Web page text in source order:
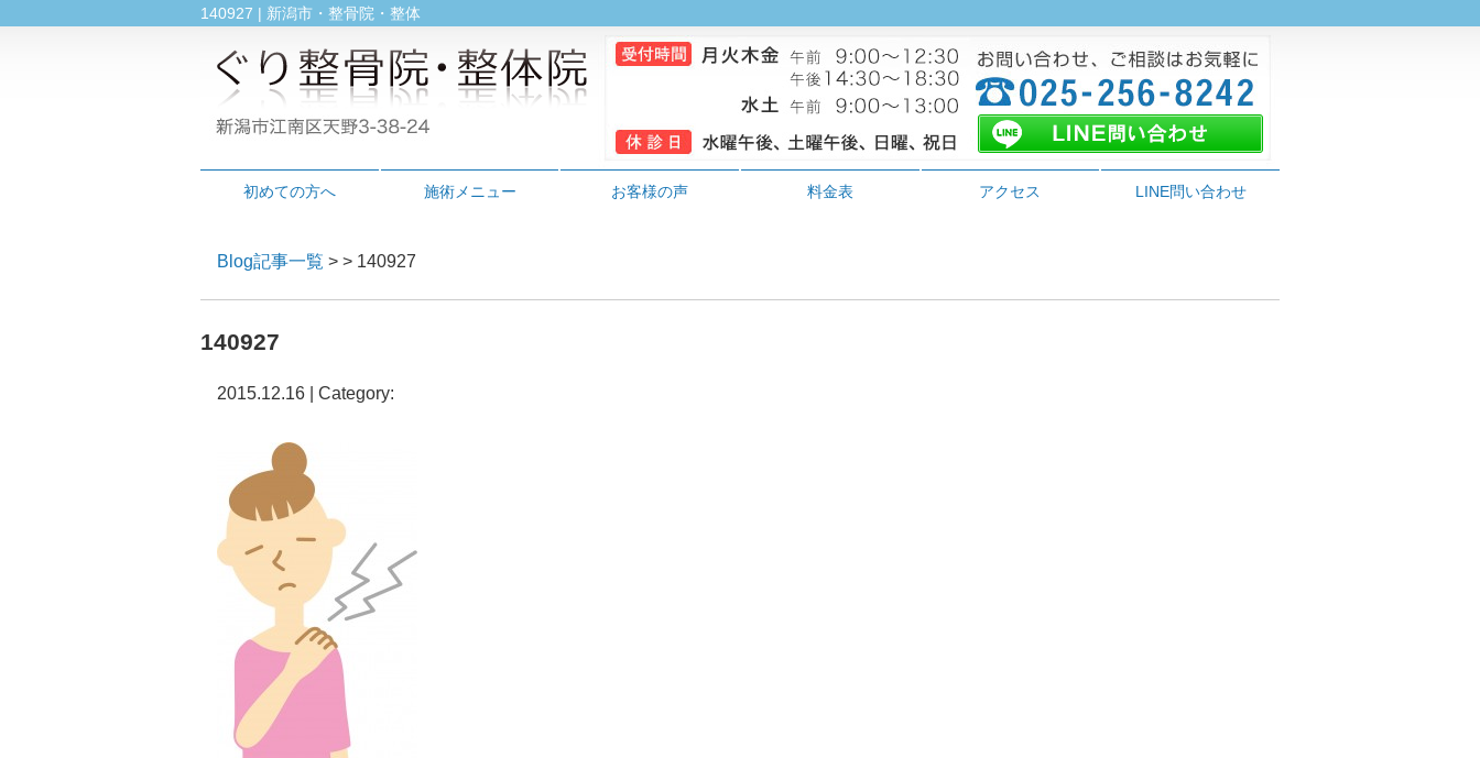
140927 | 新潟市・整骨院・整体
初めての方へ 施術メニュー お客様の声 料金表 アクセス LINE問い合わせ
Blog記事一覧 > > 140927
140927
2015.12.16 | Category: